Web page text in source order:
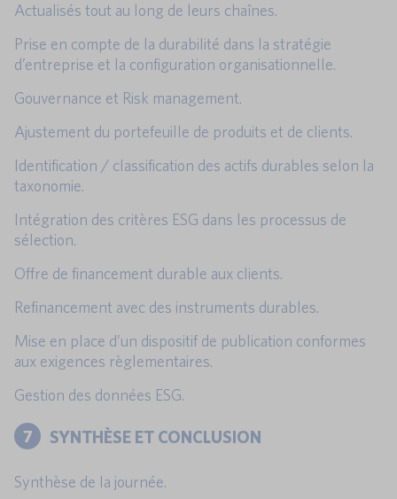
Actualisés tout au long de leurs chaînes.
Prise en compte de la durabilité dans la stratégie
d’entreprise et la configuration organisationnelle.
Gouvernance et Risk management.
Ajustement du portefeuille de produits et de clients.
Identification / classification des actifs durables selon la
taxonomie.
Intégration des critères ESG dans les processus de
sélection.
Offre de financement durable aux clients.
Refinancement avec des instruments durables.
Mise en place d’un dispositif de publication conformes
aux exigences règlementaires.
Gestion des données ESG.
7 SYNTHÈSE ET CONCLUSION
Synthèse de la journée.